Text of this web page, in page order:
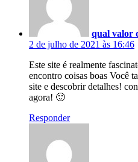
qual valor
2 de julho de 2021 às 16:46
Este site é realmente
encontro coisas boas Você
site e descobrir detalhes!
agora! 🙂
Responder